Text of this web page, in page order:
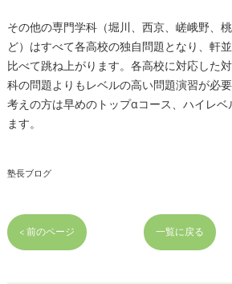
その他の専門学科（堀川、西京、嵯峨野、
ど）はすべて各高校の独自問題となり、軒
比べて跳ね上がります。各高校に対応した
科の問題よりもレベルの高い問題演習が必
考えの方は早めのトップαコース、ハイレ
ます。
塾長ブログ
< 前のページ 一覧に戻る